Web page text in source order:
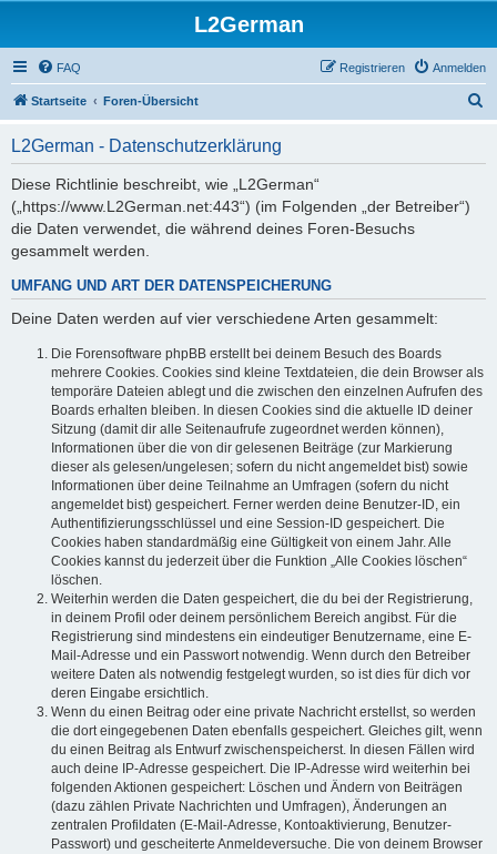
L2German
FAQ Anmelden
Registrieren
Startseite Foren-Übersicht
L2German - Datenschutzerklärung
Diese Richtlinie beschreibt, wie „L2German“
(„https://www.L2German.net:443“) (im Folgenden „der Betreiber“)
die Daten verwendet, die während deines Foren-Besuchs
gesammelt werden.
UMFANG UND ART DER DATENSPEICHERUNG
Deine Daten werden auf vier verschiedene Arten gesammelt:
Die Forensoftware phpBB erstellt bei deinem Besuch des Boards
mehrere Cookies. Cookies sind kleine Textdateien, die dein Browser als
temporäre Dateien ablegt und die zwischen den einzelnen Aufrufen des
Boards erhalten bleiben. In diesen Cookies sind die aktuelle ID deiner
Sitzung (damit dir alle Seitenaufrufe zugeordnet werden können),
Informationen über die von dir gelesenen Beiträge (zur Markierung
dieser als gelesen/ungelesen; sofern du nicht angemeldet bist) sowie
Informationen über deine Teilnahme an Umfragen (sofern du nicht
angemeldet bist) gespeichert. Ferner werden deine Benutzer-ID, ein
Authentifizierungsschlüssel und eine Session-ID gespeichert. Die
Cookies haben standardmäßig eine Gültigkeit von einem Jahr. Alle
Cookies kannst du jederzeit über die Funktion „Alle Cookies löschen“
löschen.
Weiterhin werden die Daten gespeichert, die du bei der Registrierung,
in deinem Profil oder deinem persönlichem Bereich angibst. Für die
Registrierung sind mindestens ein eindeutiger Benutzername, eine E-
Mail-Adresse und ein Passwort notwendig. Wenn durch den Betreiber
weitere Daten als notwendig festgelegt wurden, so ist dies für dich vor
deren Eingabe ersichtlich.
Wenn du einen Beitrag oder eine private Nachricht erstellst, so werden
die dort eingegebenen Daten ebenfalls gespeichert. Gleiches gilt, wenn
du einen Beitrag als Entwurf zwischenspeicherst. In diesen Fällen wird
auch deine IP-Adresse gespeichert. Die IP-Adresse wird weiterhin bei
folgenden Aktionen gespeichert: Löschen und Ändern von Beiträgen
(dazu zählen Private Nachrichten und Umfragen), Änderungen an
zentralen Profildaten (E-Mail-Adresse, Kontoaktivierung, Benutzer-
Passwort) und gescheiterte Anmeldeversuche. Die von deinem Browser